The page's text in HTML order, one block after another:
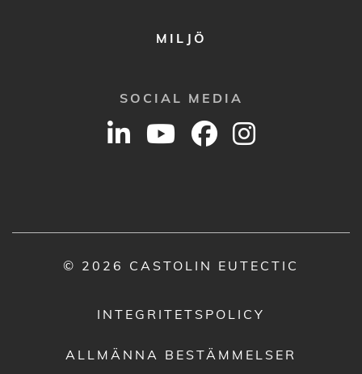
MILJÖ
SOCIAL MEDIA
© 2026 CASTOLIN EUTECTIC
INTEGRITETSPOLICY
ALLMÄNNA BESTÄMMELSER